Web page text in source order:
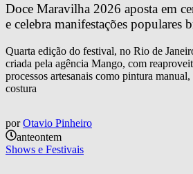
Doce Maravilha 2026 aposta em
e celebra manifestações populares
Quarta edição do festival, no Rio de
criada pela agência Mango, com
processos artesanais como pintura
costura
por Otavio Pinheiro
anteontem
Shows e Festivais